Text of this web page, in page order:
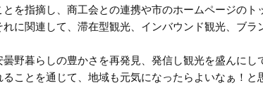
を指摘し、商工会との連携や市のホームページの
に関連して、滞在型観光、インバウンド観光、ブ
野暮らしの豊かさを再発見、発信し観光を盛んに
ことを通じて、地域も元気になったらよいなぁ！と